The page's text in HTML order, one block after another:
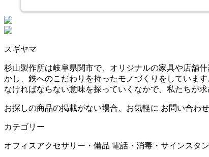
SUGIYAMA
スギヤマ
タック
スギヤマ
杉山製作所は岐阜県関市で、オリジナルの家具や店舗
かし、鉄へのこだわりを持ったモノづくりをしていま
なければならない意味を探っていくなかで、私たちが
お探しの商品の掲載がない場合、お気軽に お問い合わせ
カテゴリー
オフィスアクセサリー・備品 電話・消毒・サインスタ